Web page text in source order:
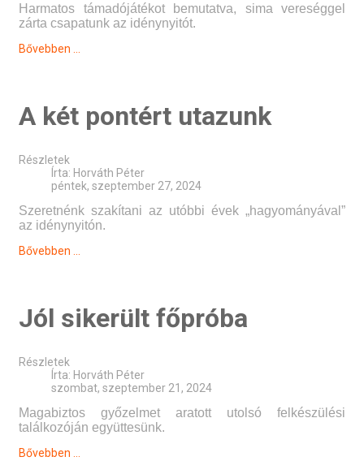
Harmatos támadójátékot bemutatva, sima vereséggel
zárta csapatunk az idénynyitót.
Bővebben ...
A két pontért utazunk
Részletek
Írta: Horváth Péter
péntek, szeptember 27, 2024
Szeretnénk szakítani az utóbbi évek „hagyományával”
az idénynyitón.
Bővebben ...
Jól sikerült főpróba
Részletek
Írta: Horváth Péter
szombat, szeptember 21, 2024
Magabiztos győzelmet aratott utolsó felkészülési
találkozóján együttesünk.
Bővebben ...